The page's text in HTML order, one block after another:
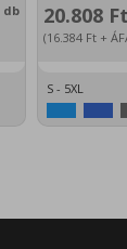
db 20.808 Ft
(16.384 Ft+
S - 5XL